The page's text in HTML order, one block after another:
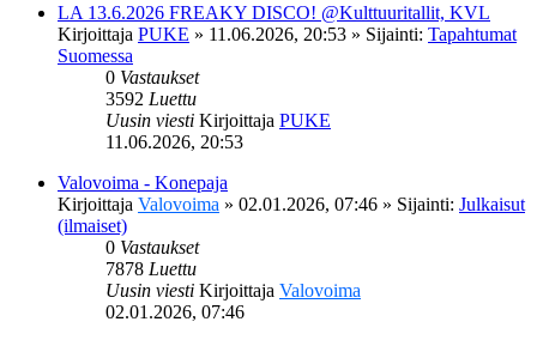
LA 13.6.2026 FREAKY DISCO! @Kulttuuritallit, KVL
Kirjoittaja PUKE » 11.06.2026, 20:53 » Sijainti: Tapahtumat
Suomessa
0 Vastaukset
3592 Luettu
Uusin viesti Kirjoittaja PUKE
11.06.2026, 20:53
Valovoima - Konepaja
Kirjoittaja Valovoima » 02.01.2026, 07:46 » Sijainti: Julkaisut
(ilmaiset)
0 Vastaukset
7878 Luettu
Uusin viesti Kirjoittaja Valovoima
02.01.2026, 07:46